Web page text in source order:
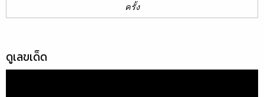
ครั้ง
ดูเลขเด็ด